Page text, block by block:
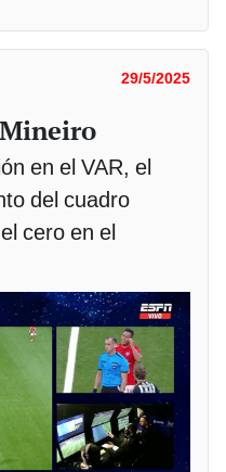
29/5/2025
en el VAR, el
del cuadro
cero en el